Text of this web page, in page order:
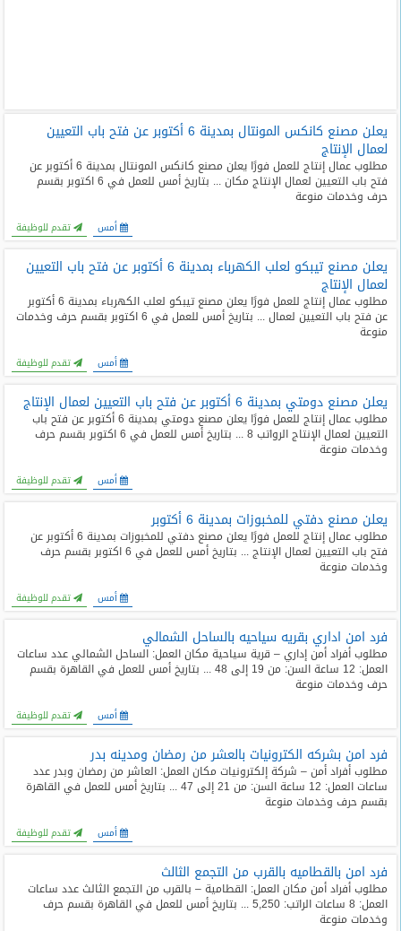
يعلن مصنع كانكس المونتال بمدينة 6 أكتوبر عن فتح باب التعيين
لعمال الإنتاج
مطلوب عمال إنتاج للعمل فورًا يعلن مصنع كانكس المونتال بمدينة 6 أكتوبر عن
فتح باب التعيين لعمال الإنتاج مكان ... بتاريخ أمس للعمل في 6 اكتوبر بقسم
حرف وخدمات منوعة
أمس تقدم للوظيفة
يعلن مصنع تيبكو لعلب الكهرباء بمدينة 6 أكتوبر عن فتح باب التعيين
لعمال الإنتاج
مطلوب عمال إنتاج للعمل فورًا يعلن مصنع تيبكو لعلب الكهرباء بمدينة 6 أكتوبر
عن فتح باب التعيين لعمال ... بتاريخ أمس للعمل في 6 اكتوبر بقسم حرف وخدمات
منوعة
أمس تقدم للوظيفة
يعلن مصنع دومتي بمدينة 6 أكتوبر عن فتح باب التعيين لعمال الإنتاج
مطلوب عمال إنتاج للعمل فورًا يعلن مصنع دومتي بمدينة 6 أكتوبر عن فتح باب
التعيين لعمال الإنتاج الرواتب 8 ... بتاريخ أمس للعمل في 6 اكتوبر بقسم حرف
وخدمات منوعة
أمس تقدم للوظيفة
يعلن مصنع دفتي للمخبوزات بمدينة 6 أكتوبر
مطلوب عمال إنتاج للعمل فورًا يعلن مصنع دفتي للمخبوزات بمدينة 6 أكتوبر عن
فتح باب التعيين لعمال الإنتاج ... بتاريخ أمس للعمل في 6 اكتوبر بقسم حرف
وخدمات منوعة
أمس تقدم للوظيفة
فرد امن اداري بقريه سياحيه بالساحل الشمالي
مطلوب أفراد أمن إداري – قرية سياحية مكان العمل: الساحل الشمالي عدد ساعات
العمل: 12 ساعة السن: من 19 إلى 48 ... بتاريخ أمس للعمل في القاهرة بقسم
حرف وخدمات منوعة
أمس تقدم للوظيفة
فرد امن بشركه الكترونيات بالعشر من رمضان ومدينه بدر
مطلوب أفراد أمن – شركة إلكترونيات مكان العمل: العاشر من رمضان وبدر عدد
ساعات العمل: 12 ساعة السن: من 21 إلى 47 ... بتاريخ أمس للعمل في القاهرة
بقسم حرف وخدمات منوعة
أمس تقدم للوظيفة
فرد امن بالقطاميه بالقرب من التجمع الثالث
مطلوب أفراد أمن مكان العمل: القطامية – بالقرب من التجمع الثالث عدد ساعات
العمل: 8 ساعات الراتب: 5,250 ... بتاريخ أمس للعمل في القاهرة بقسم حرف
وخدمات منوعة